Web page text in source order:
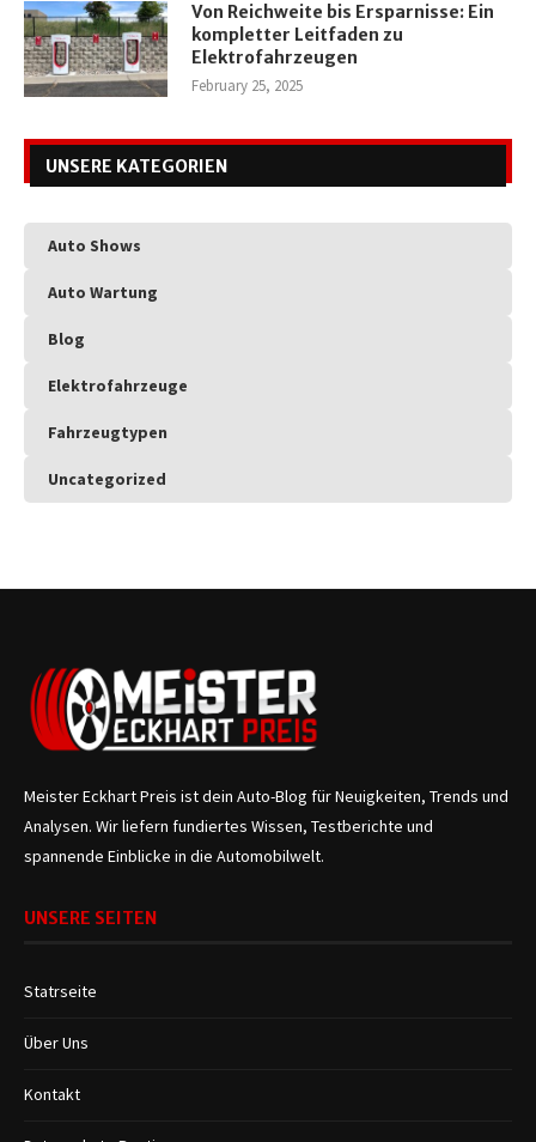
Von Reichweite bis Ersparnisse: Ein
kompletter Leitfaden zu
Elektrofahrzeugen
February 25, 2025
UNSERE KATEGORIEN
Auto Shows
Auto Wartung
Blog
Elektrofahrzeuge
Fahrzeugtypen
Uncategorized
Meister Eckhart Preis ist dein Auto-Blog für Neuigkeiten, Trends und
Analysen. Wir liefern fundiertes Wissen, Testberichte und
spannende Einblicke in die Automobilwelt.
UNSERE SEITEN
Statrseite
Über Uns
Kontakt